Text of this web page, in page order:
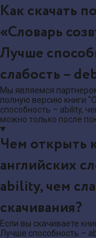
Как скачать
«Словарь
Лучше
слабость –
Мы являемся
полную версию книги
способность – ability,
можно только после
Чем открыть
английских
ability, чем
скачивания?
Если вы скачиваете
Лучше способность –